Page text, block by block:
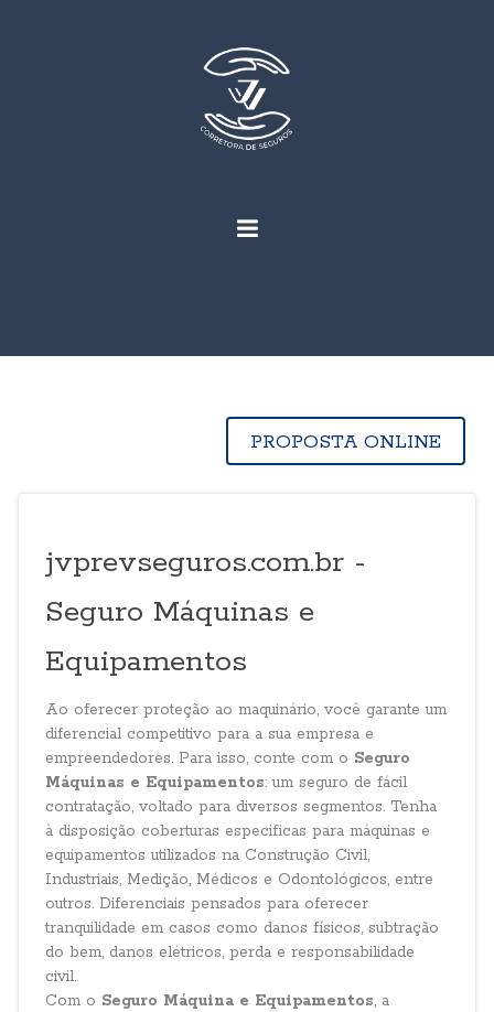
PROPOSTA ONLINE
jvprevseguros.com.br -
Seguro Máquinas e
Equipamentos
Ao oferecer proteção ao maquinário, você garante um
diferencial competitivo para a sua empresa e
empreendedores. Para isso, conte com o Seguro
Máquinas e Equipamentos: um seguro de fácil
contratação, voltado para diversos segmentos. Tenha
à disposição coberturas especificas para máquinas e
equipamentos utilizados na Construção Civil,
Industriais, Medição, Médicos e Odontológicos, entre
outros. Diferenciais pensados para oferecer
tranquilidade em casos como danos físicos, subtração
do bem, danos elétricos, perda e responsabilidade
civil.
Com o Seguro Máquina e Equipamentos, a